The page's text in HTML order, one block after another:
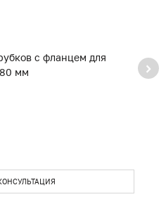
с фланцем для
мм